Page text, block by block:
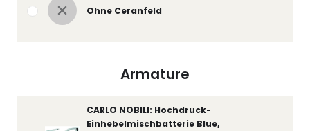
Ohne Ceranfeld
Armature
CARLO NOBILI: Hochdruck-
Einhebelmischbatterie Blue,